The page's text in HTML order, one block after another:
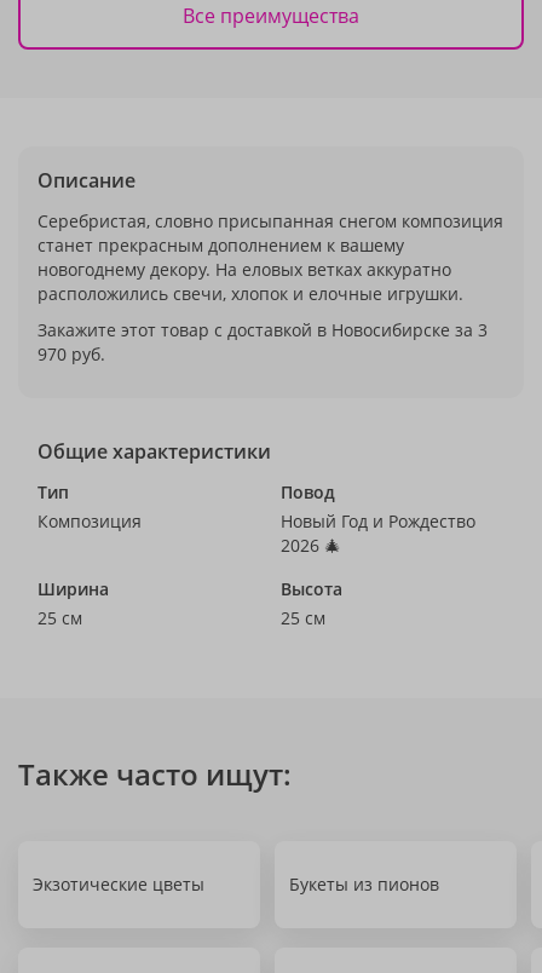
Все преимущества
Описание
Серебристая, словно присыпанная снегом композиция
станет прекрасным дополнением к вашему
новогоднему декору. На еловых ветках аккуратно
расположились свечи, хлопок и елочные игрушки.
Закажите этот товар с доставкой в Новосибирске за 3
970 руб.
Общие характеристики
Тип
Композиция
Повод
Новый Год и Рождество
2026 🎄
Ширина
25 см
Высота
25 см
Также часто ищут:
Экзотические цветы Букеты из пионов